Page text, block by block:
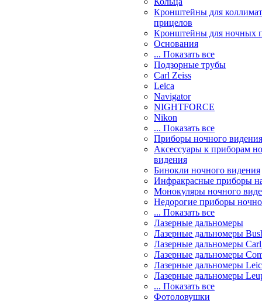
Кронштейны для
прицелов
Кронштейны для ночных
Основания
... Показать все
Подзорные трубы
Carl Zeiss
Leica
Navigator
NIGHTFORCE
Nikon
... Показать все
Приборы ночного видения
Аксессуары к приборам
видения
Бинокли ночного видения
Инфракрасные приборы
Монокуляры ночного
Недорогие приборы
... Показать все
Лазерные дальномеры
Лазерные дальномеры
Лазерные дальномеры
Лазерные дальномеры
Лазерные дальномеры
Лазерные дальномеры
... Показать все
Фотоловушки